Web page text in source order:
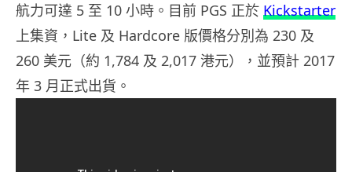
航力可達 5 至 10 小時。目前 PGS 正於 Kickstarter
上集資，Lite 及 Hardcore 版價格分別為 230 及
260 美元（約 1,784 及 2,017 港元），並預計 2017
年 3 月正式出貨。